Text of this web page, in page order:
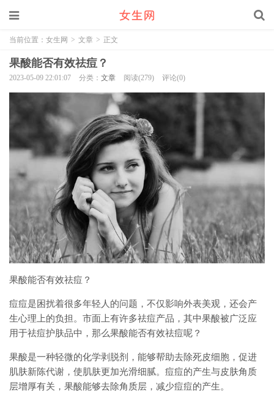
当前位置： 女生网 > 文章 > 正文
果酸能否有效祛痘？
2023-05-09 22:01:07 分类： 文章 阅读(279) 评论(0)
果酸能否有效祛痘？
痘痘是困扰着很多年轻人的问题，不仅影响外表美观，还会产
生心理上的负担。市面上有许多祛痘产品，其中果酸被广泛应
用于祛痘护肤品中，那么果酸能否有效祛痘呢？
果酸是一种轻微的化学剥脱剂，能够帮助去除死皮细胞，促进
肌肤新陈代谢，使肌肤更加光滑细腻。痘痘的产生与皮肤角质
层增厚有关，果酸能够去除角质层，减少痘痘的产生。